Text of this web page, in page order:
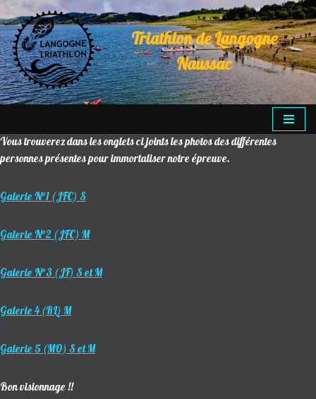
Aller
au
contenu
Triathlon de Langogne
Naussac
Vous trouverez dans les onglets ci joints les photos des différentes
personnes présentes pour immortaliser notre épreuve.
Galerie N°1 (JFC) S
Galerie N°2 (JFC) M
Galerie N°3 (JF) S et M
Galerie 4 (RL) M
Galerie 5 (MO) S et M
Bon visionnage !!